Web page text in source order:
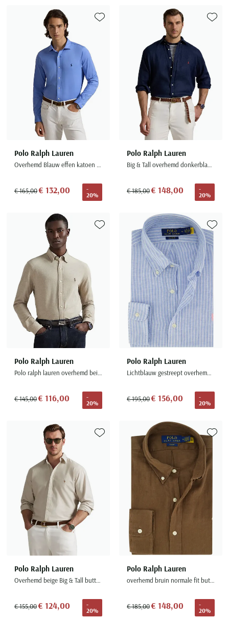
Polo Ralph Lauren
Overhemd Blauw effen katoen witte knoop
€ 165,00€ 132,00
-
20%
Toevoegen aan favorieten
Polo Ralph Lauren
Big & Tall overhemd donkerblauw linnen
€ 185,00€ 148,00
-
20%
Polo Ralph Lauren
Polo ralph lauren overhemd beige gemeleerd lange mouw
€ 145,00€ 116,00
-
20%
Toevoegen aan favorieten
Polo Ralph Lauren
Lichtblauw gestreept overhemd custom fit
€ 195,00€ 156,00
-
20%
Polo Ralph Lauren
Overhemd beige Big & Tall button-down collar
€ 155,00€ 124,00
-
20%
Toevoegen aan favorieten
Polo Ralph Lauren
overhemd bruin normale fit button down boord
€ 185,00€ 148,00
-
20%